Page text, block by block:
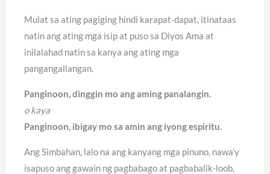
Mulat sa ating pagiging hindi karapat-dapat, itinataas
natin ang ating mga isip at puso sa Diyos Ama at
inilalahad natin sa kanya ang ating mga
pangangailangan.
Panginoon, dinggin mo ang aming panalangin.
o kaya
Panginoon, ibigay mo sa amin ang iyong espiritu.
Ang Simbahan, lalo na ang kanyang mga pinuno, nawa’y
isapuso ang gawain ng pagbabago at pagbabalik-loob,